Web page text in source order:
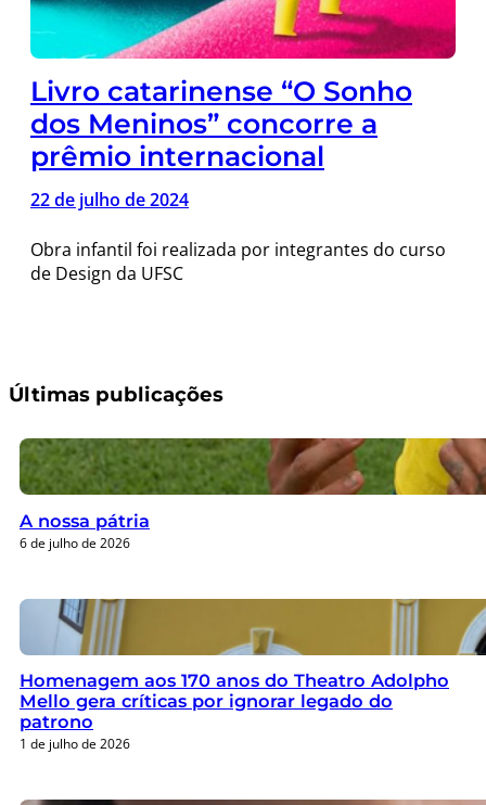
Livro catarinense “O Sonho
dos Meninos” concorre a
prêmio internacional
22 de julho de 2024
Obra infantil foi realizada por integrantes do curso
de Design da UFSC
Últimas publicações
A nossa pátria
6 de julho de 2026
Homenagem aos 170 anos do Theatro Adolpho
Mello gera críticas por ignorar legado do
patrono
1 de julho de 2026